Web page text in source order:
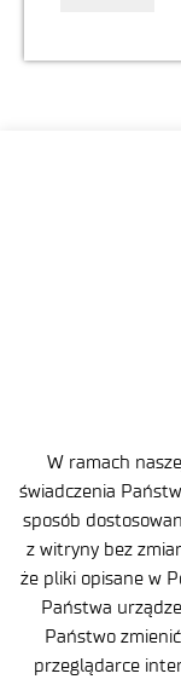
W ramach
świadczenia
sposób
z witryny bez
że pliki opisane w
Państwa
Państwo
przeglądarce